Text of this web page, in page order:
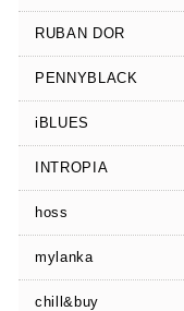
RUBAN DOR
PENNYBLACK
iBLUES
INTROPIA
hoss
mylanka
chill&buy